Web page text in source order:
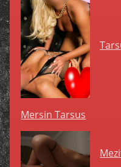
Mersin Tarsus